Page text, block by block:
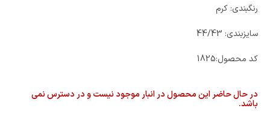
رنگبندی: کرم
سایزبندی: 44/43
کد محصول:1825
در حال حاضر این محصول در انبار موجود نیست و در دسترس نمی
باشد.